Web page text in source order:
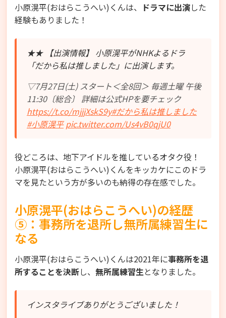
小原滉平(おはらこうへい)くんは、 ドラマに出演した
経験もありました！
★★ 【出演情報】 小原滉平がNHKよるドラ
「だから私は推しました」に出演します。
▽7月27日(土) スタート＜全8回＞ 毎週土曜 午後
11:30〔総合〕 詳細は公式HPを要チェック
https://t.co/mjjjXskS9y#だから私は推しました
#小原滉平 pic.twitter.com/Us4vB0qjU0
役どころは、地下アイドルを推しているオタク役！
小原滉平(おはらこうへい)くんをキッカケにこのドラ
マを見たという方が多いのも納得の存在感でした。
小原滉平(おはらこうへい)の経歴
⑤：事務所を退所し無所属練習生に
なる
小原滉平(おはらこうへい)くんは2021年に事務所を退
所することを決断し、 無所属練習生となりました。
インスタライブありがとうございました！